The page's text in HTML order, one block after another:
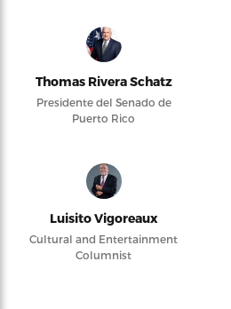
Thomas Rivera Schatz
Presidente del Senado de
Puerto Rico
Luisito Vigoreaux
Cultural and Entertainment
Columnist